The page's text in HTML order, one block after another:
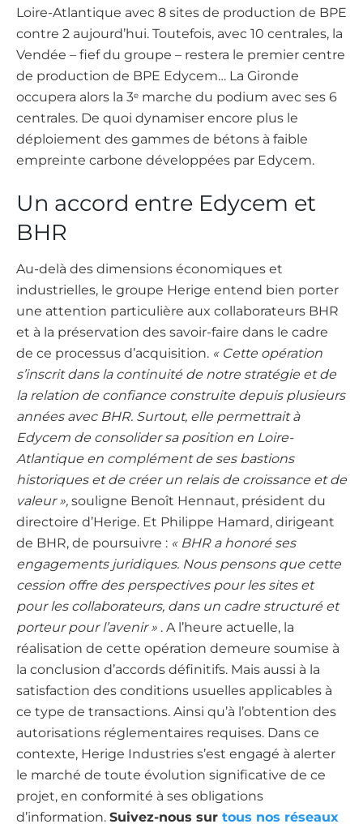
Loire-Atlantique avec 8 sites de production de BPE
contre 2 aujourd’hui. Toutefois, avec 10 centrales, la
Vendée – fief du groupe – restera le premier centre
de production de BPE Edycem… La Gironde
occupera alors la 3e marche du podium avec ses 6
centrales. De quoi dynamiser encore plus le
déploiement des gammes de bétons à faible
empreinte carbone développées par Edycem.
Un accord entre Edycem et
BHR
Au-delà des dimensions économiques et
industrielles, le groupe Herige entend bien porter
une attention particulière aux collaborateurs BHR
et à la préservation des savoir-faire dans le cadre
de ce processus d’acquisition. « Cette opération
s’inscrit dans la continuité de notre stratégie et de
la relation de confiance construite depuis plusieurs
années avec BHR. Surtout, elle permettrait à
Edycem de consolider sa position en Loire-
Atlantique en complément de ses bastions
historiques et de créer un relais de croissance et de
valeur », souligne Benoît Hennaut, président du
directoire d’Herige. Et Philippe Hamard, dirigeant
de BHR, de poursuivre : « BHR a honoré ses
engagements juridiques. Nous pensons que cette
cession offre des perspectives pour les sites et
pour les collaborateurs, dans un cadre structuré et
porteur pour l’avenir » . A l’heure actuelle, la
réalisation de cette opération demeure soumise à
la conclusion d’accords définitifs. Mais aussi à la
satisfaction des conditions usuelles applicables à
ce type de transactions. Ainsi qu’à l’obtention des
autorisations réglementaires requises. Dans ce
contexte, Herige Industries s’est engagé à alerter
le marché de toute évolution significative de ce
projet, en conformité à ses obligations
d’information. Suivez-nous sur tous nos réseaux